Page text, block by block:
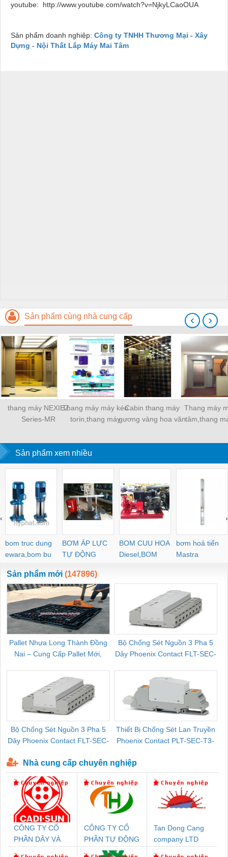
youtube: http://www.youtube.com/watch?v=NjkyLCaoOUA
Sản phẩm doanh nghiệp: Công ty TNHH Thương Mại - Xây
Dựng - Nội Thất Lắp Máy Mai Tâm
Sản phẩm cùng nhà cung cấp
thang máy NEXIEZ
Series-MR
Thang máy máy kéo
torin,thang máy
Cabin thang máy
gương vàng hoa văn
Thang máy
tâm,thang
‹ ›
Sản phẩm xem nhiều
bom truc dung
ewara,bom bu
ewara
BƠM ÁP LỰC
TỰ ĐỘNG
BOM CUU HOA
Diesel,BOM
CHUA CHAY
bơm hoả tiển
Mastra
‹ ›
Sản phẩm mới (147896)
Pallet Nhựa Long Thành Đồng
Nai – Cung Cấp Pallet Mới,
Bộ Chống Sét Nguồn 3 Pha 5
Dây Phoenix Contact FLT-SEC-
Bộ Chống Sét Nguồn 3 Pha 5
Dây Phoenix Contact FLT-SEC-
Thiết Bị Chống Sét Lan Truyền
Phoenix Contact PLT-SEC-T3-
Nhà cung cấp chuyên nghiệp
CÔNG TY CỔ
PHẦN DÂY VÀ
CÔNG TY CỔ
PHẦN TỰ ĐỘNG
TIẾN HƯNG
Tan Dong Cang
company LTD